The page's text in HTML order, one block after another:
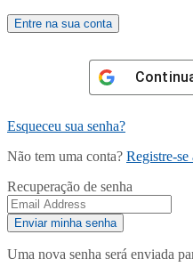
Esqueceu sua senha?
Não tem uma conta? Registre-se
Recuperação de senha
Uma nova senha será enviada